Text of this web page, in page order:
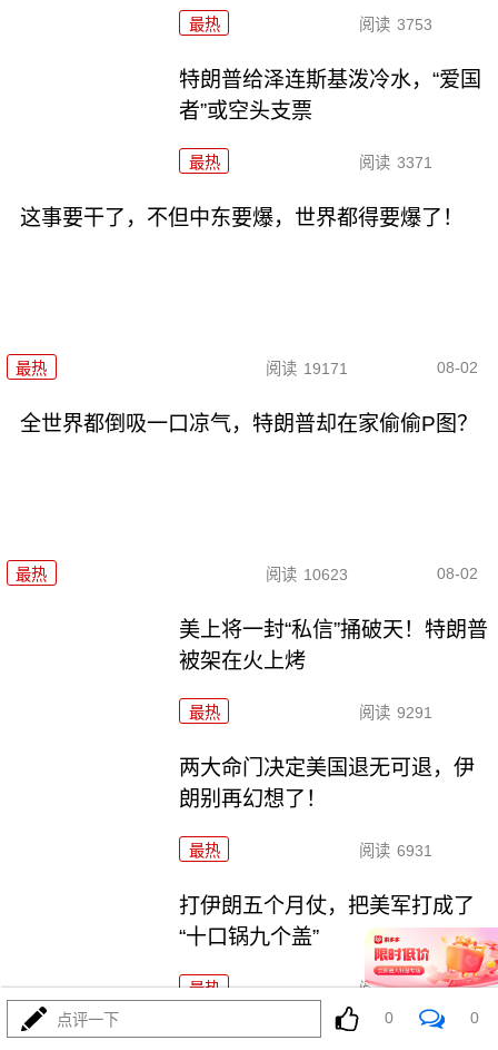
最热 阅读 3753
特朗普给泽连斯基泼冷水，“爱国
者”或空头支票
最热 阅读 3371
这事要干了，不但中东要爆，世界都得要爆了！
最热 阅读 19171 08-02
全世界都倒吸一口凉气，特朗普却在家偷偷P图？
最热 阅读 10623 08-02
美上将一封“私信”捅破天！特朗普
被架在火上烤
最热 阅读 9291
两大命门决定美国退无可退，伊
朗别再幻想了！
最热 阅读 6931
打伊朗五个月仗，把美军打成了
“十口锅九个盖”
最热 阅读 5378
特朗普要对伊朗“断气断电”？这豪
点评一下 0 0